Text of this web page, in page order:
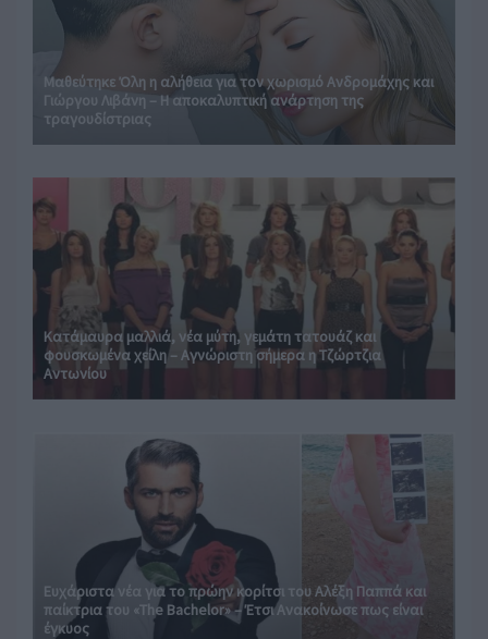
Μαθεύτηκε Όλη η αλήθεια για τον χωρισμό Ανδρομάχης και
Γιώργου Λιβάνη – Η αποκαλυπτική ανάρτηση της
τραγουδίστριας
Κατάμαυρα μαλλιά, νέα μύτη, γεμάτη τατουάζ και
φουσκωμένα χείλη – Αγνώριστη σήμερα η Τζώρτζια
Αντωνίου
Ευχάριστα νέα για το πρώην κορίτσι του Αλέξη Παππά και
παίκτρια του «The Bachelor» – Έτσι Ανακοίνωσε πως είναι
έγκυος